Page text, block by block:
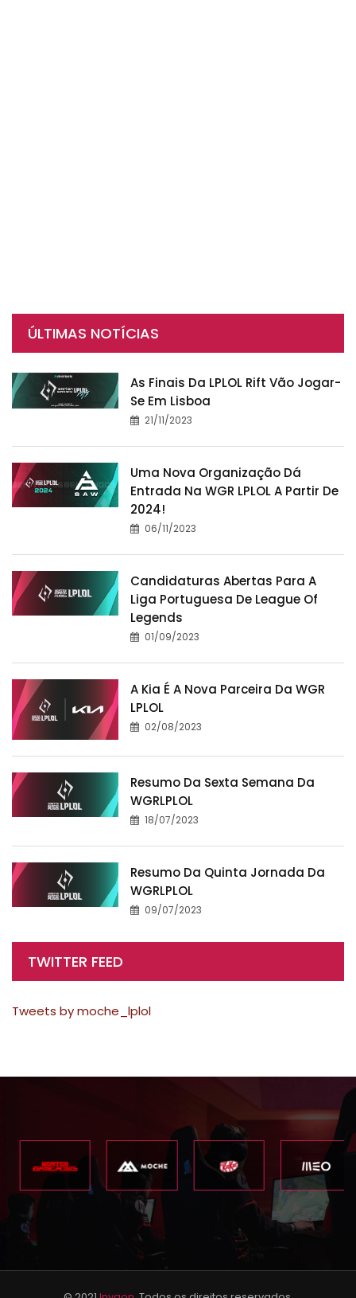
ÚLTIMAS NOTÍCIAS
As Finais Da LPLOL Rift Vão Jogar-
Se Em Lisboa
21/11/2023
Uma Nova Organização Dá
Entrada Na WGR LPLOL A Partir De
2024!
06/11/2023
Candidaturas Abertas Para A
Liga Portuguesa De League Of
Legends
01/09/2023
A Kia É A Nova Parceira Da WGR
LPLOL
02/08/2023
Resumo Da Sexta Semana Da
WGRLPLOL
18/07/2023
Resumo Da Quinta Jornada Da
WGRLPLOL
09/07/2023
TWITTER FEED
Tweets by moche_lplol